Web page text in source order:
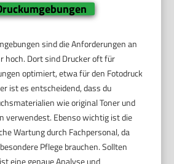
sind die Anforderungen an
hoch. Dort sind Drucker oft für
optimiert, etwa für den Fotodruck
ist es entscheidend, dass du
wie original Toner und
verwendest. Ebenso wichtig ist die
Wartung durch Fachpersonal, da
Pflege brauchen. Sollten